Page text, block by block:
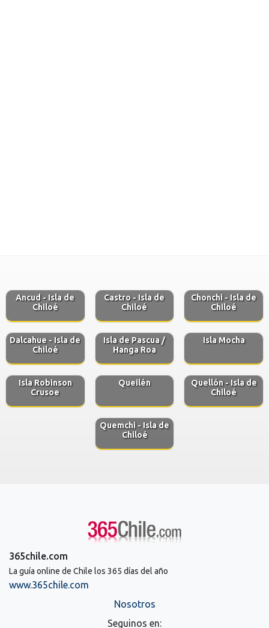
Ancud - Isla de
Chiloé
Castro - Isla de
Chiloé
Chonchi - Isla de
Chiloé
Dalcahue - Isla de
Chiloé
Isla de Pascua /
Hanga Roa
Isla Mocha
Isla Robinson
Crusoe
Queilén
Quellón - Isla de
Chiloé
Quemchi - Isla de
Chiloé
365chile.com
La guía online de Chile los 365 días del año
www.365chile.com
Nosotros
Seguinos en: